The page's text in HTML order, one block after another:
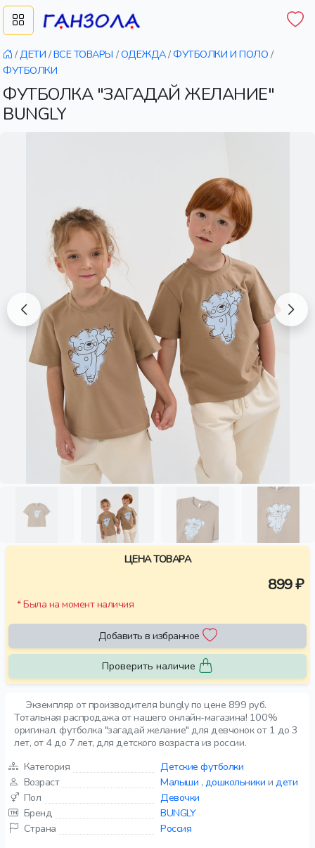
/ДЕТИ /ВСЕ ТОВАРЫ /ОДЕЖДА/ФУТБОЛКИ И ПОЛО /
ФУТБОЛКИ
ФУТБОЛКА "ЗАГАДАЙ ЖЕЛАНИЕ"
BUNGLY
Экземпляр от производителя bungly по цене 899 руб.
Тотальная распродажа от нашего онлайн-магазина! 100%
оригинал. футболка "загадай желание" для девчонок от 1 до 3
лет, от 4 до 7 лет, для детского возраста из россии.
Категория
Детские футболки
Возраст
Малыши , дошкольники и дети
Пол
Девочки
Бренд
BUNGLY
Страна
Россия
ЦЕНА ТОВАРА
899 ₽
* Была на момент наличия
Добавить в избранное
Проверить наличие